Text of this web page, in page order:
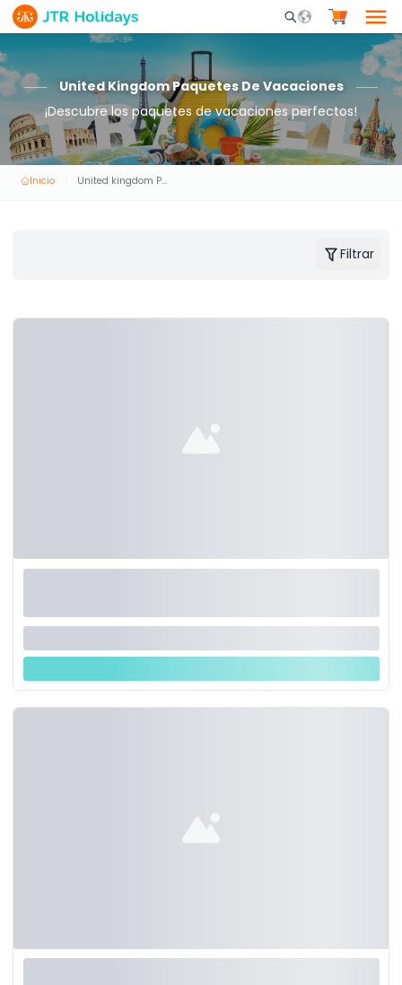
Mobile Search
United Kingdom Paquetes De Vacaciones
¡Descubre los paquetes de vacaciones perfectos!
Inicio United kingdom Paquetes de Vacaciones
Filtrar